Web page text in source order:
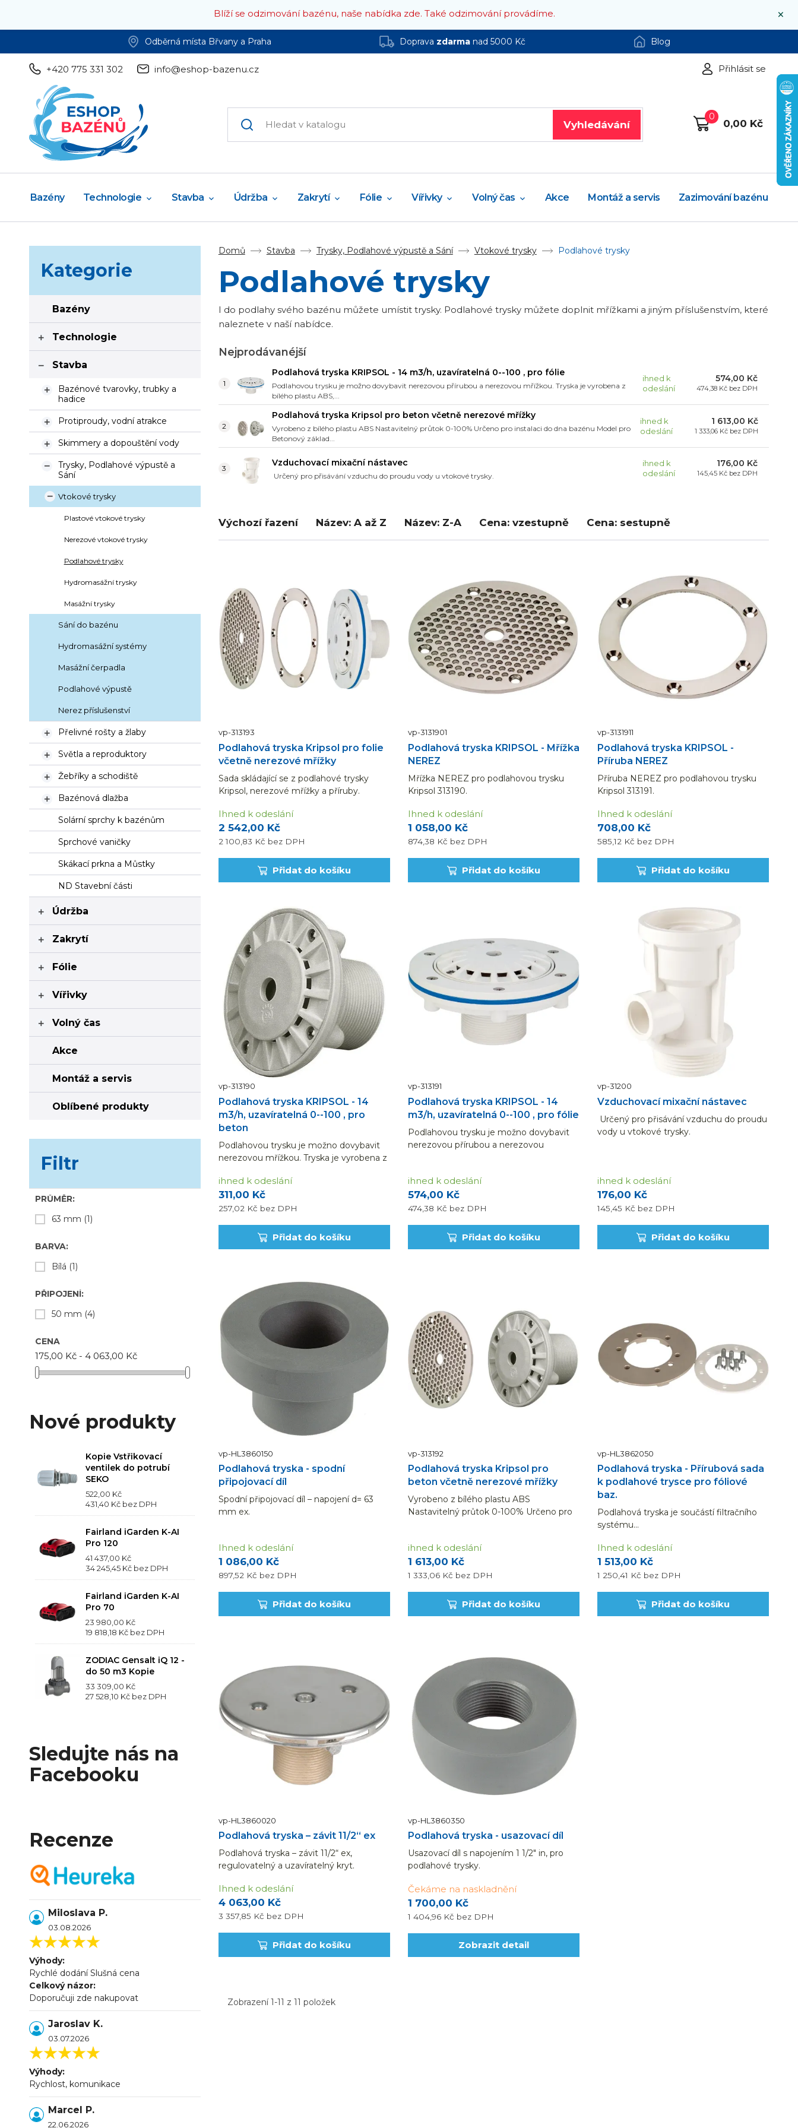
×
Blíží se odzimování bazénu, naše nabídka zde. Také odzimování provádíme.
Odběrná místa Břvany a Praha Doprava zdarmanad 5000 Kč Blog
+420 775 331 302 info@eshop-bazenu.cz Přihlásit se
Vyhledávání
0
0,00 Kč
Bazény Technologie Stavba Údržba Zakrytí Fólie Vířivky Volný čas Akce Montáž a servis Zazimování bazénu
Kategorie
Bazény
Technologie

Stavba

Bazénové tvarovky, trubky a
hadice

Protiproudy, vodní atrakce

Skimmery a dopouštění vody

Trysky, Podlahové výpustě a
Sání

Vtokové trysky

Plastové vtokové trysky
Nerezové vtokové trysky
Podlahové trysky
Hydromasážní trysky
Masážní trysky
Sání do bazénu
Hydromasážní systémy
Masážní čerpadla
Podlahové výpustě
Nerez příslušenství
Přelivné rošty a žlaby

Světla a reproduktory

Žebříky a schodiště

Bazénová dlažba

Solární sprchy k bazénům
Sprchové vaničky
Skákací prkna a Můstky
ND Stavební části
Údržba

Zakrytí

Fólie

Vířivky

Volný čas

Akce
Montáž a servis
Oblíbené produkty
Filtr
PRŮMĚR:
63 mm (1)
BARVA:
Bílá (1)
PŘIPOJENÍ:
50 mm (4)
CENA
175,00 Kč - 4 063,00 Kč
Nové produkty
Kopie Vstřikovací
ventilek do potrubí
SEKO
522,00 Kč
431,40 Kč bez DPH
Fairland iGarden K-AI
Pro 120
41 437,00 Kč
34 245,45 Kč bez DPH
Fairland iGarden K-AI
Pro 70
23 980,00 Kč
19 818,18 Kč bez DPH
ZODIAC Gensalt iQ 12 -
do 50 m3 Kopie
33 309,00 Kč
27 528,10 Kč bez DPH
Sledujte nás na
Facebooku
Recenze
Miloslava P.
03.08.2026
Výhody:
Rychlé dodání Slušná cena
Celkový názor:
Doporučuji zde nakupovat
Jaroslav K.
03.07.2026
Výhody:
Rychlost, komunikace
Marcel P.
22.06.2026
Domů Stavba Trysky, Podlahové výpustě a Sání Vtokové trysky Podlahové trysky
Podlahové trysky
I do podlahy svého bazénu můžete umístit trysky. Podlahové trysky můžete doplnit mřížkami a jiným příslušenstvím, které
naleznete v naší nabídce.
Nejprodávanéjší
Podlahová tryska KRIPSOL - 14 m3/h, uzavíratelná 0--100 , pro fólie
Podlahovou trysku je možno dovybavit nerezovou přírubou a nerezovou mřížkou. Tryska je vyrobena z
bílého plastu ABS,...
ihned k
odeslání
574,00 Kč
474,38 Kč bez DPH
Podlahová tryska Kripsol pro beton včetně nerezové mřížky
Vyrobeno z bílého plastu ABS Nastavitelný průtok 0-100% Určeno pro instalaci do dna bazénu Model pro
Betonový základ...
ihned k
odeslání
1 613,00 Kč
1 333,06 Kč bez DPH
Vzduchovací mixační nástavec
Určený pro přisávání vzduchu do proudu vody u vtokové trysky.
ihned k
odeslání
176,00 Kč
145,45 Kč bez DPH
Výchozí řazení Název: A až Z Název: Z-A Cena: vzestupně Cena: sestupně
vp-313193
Podlahová tryska Kripsol pro folie
včetně nerezové mřížky
Sada skládající se z podlahové trysky
Kripsol, nerezové mřížky a příruby.
2 542,00 Kč
2 100,83 Kč bez DPH
Ihned k odeslání
Přidat do košíku
vp-3131901
Podlahová tryska KRIPSOL - Mřížka
NEREZ
Mřížka NEREZ pro podlahovou trysku
Kripsol 313190.
1 058,00 Kč
874,38 Kč bez DPH
Ihned k odeslání
Přidat do košíku
vp-3131911
Podlahová tryska KRIPSOL -
Příruba NEREZ
Příruba NEREZ pro podlahovou trysku
Kripsol 313191.
708,00 Kč
585,12 Kč bez DPH
Ihned k odeslání
Přidat do košíku
vp-313190
Podlahová tryska KRIPSOL - 14
m3/h, uzavíratelná 0--100 , pro
beton
Podlahovou trysku je možno dovybavit
nerezovou mřížkou. Tryska je vyrobena z
průtok 0--100% a je určena pro instalaci
do dna bazénu. Jedná se o model do
betonu....
311,00 Kč
257,02 Kč bez DPH
ihned k odeslání
Přidat do košíku
vp-313191
Podlahová tryska KRIPSOL - 14
m3/h, uzavíratelná 0--100 , pro fólie
Podlahovou trysku je možno dovybavit
nerezovou přírubou a nerezovou
100% a je určena pro instalaci do dna
bazénu. Jedná se...
574,00 Kč
474,38 Kč bez DPH
ihned k odeslání
Přidat do košíku
vp-31200
Vzduchovací mixační nástavec
Určený pro přisávání vzduchu do proudu
vody u vtokové trysky.
176,00 Kč
145,45 Kč bez DPH
ihned k odeslání
Přidat do košíku
vp-HL3860150
Podlahová tryska - spodní
připojovací díl
Spodní připojovací díl – napojení d= 63
mm ex.
1 086,00 Kč
897,52 Kč bez DPH
Ihned k odeslání
Přidat do košíku
vp-313192
Podlahová tryska Kripsol pro
beton včetně nerezové mřížky
Vyrobeno z bílého plastu ABS
Nastavitelný průtok 0-100% Určeno pro
m3/h Možno dovybavit přírubou a
mřížkou z nerezu
1 613,00 Kč
1 333,06 Kč bez DPH
ihned k odeslání
Přidat do košíku
vp-HL3862050
Podlahová tryska - Přírubová sada
k podlahové trysce pro fóliové
baz.
Podlahová tryska je součástí filtračního
systému...
1 513,00 Kč
1 250,41 Kč bez DPH
Ihned k odeslání
Přidat do košíku
vp-HL3860020
Podlahová tryska – závit 11/2“ ex
Podlahová tryska – závit 11/2“ ex,
regulovatelný a uzavíratelný kryt.
4 063,00 Kč
3 357,85 Kč bez DPH
Ihned k odeslání
Přidat do košíku
vp-HL3860350
Podlahová tryska - usazovací díl
Usazovací díl s napojením 1 1/2" in, pro
podlahové trysky.
1 700,00 Kč
1 404,96 Kč bez DPH
Čekáme na naskladnění
Zobrazit detail
Zobrazení 1-11 z 11 položek